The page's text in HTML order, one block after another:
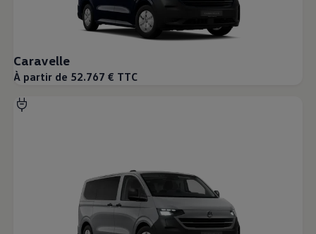
Caravelle
À partir de 52.767 € TTC